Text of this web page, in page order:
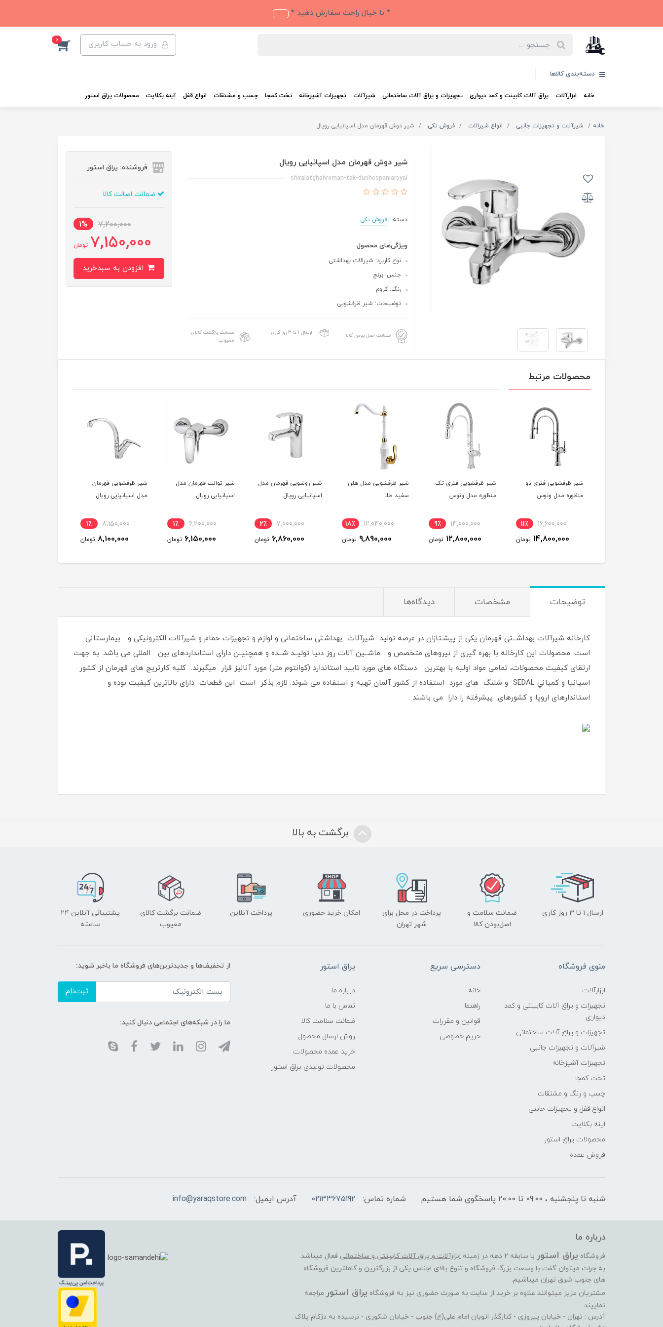
* با خیال راحت سفارش دهید *
ورود به حساب کاربری 0
دسته‌بندی کالاها
خانه ابزارآلات یراق آلات کابینت و کمد دیواری تجهیزات و یراق آلات ساختمانی شیرآلات تجهیزات آشپزخانه تخت کمجا چسب و مشتقات انواع قفل آینه بکلایت محصولات یراق استور
خانه شیرآلات و تجهیزات جانبی انواع شیرالات فروش تکی شیر دوش قهرمان مدل اسپانیایی رویال
شیر دوش قهرمان مدل اسپانیایی رویال
shiralatghahreman-tak-dushespaniaroyal
دسته :فروش تکی
ویژگی‌های محصول
نوع کاربرد: شیرالات بهداشتی
جنس: برنج
رنگ: کروم
توضیحات: شیر ظرفشویی
ضمانت اصل بودن کالا ارسال 1 تا 3 روز کاری
ضمانت بازگشت کالای
معیوب
فروشنده: یراق استور
ضمانت اصالت کالا
7,200,000
1%
7,150,000 تومان
محصولات مرتبط
شیر ظرفشویی فنری دو
منظوره مدل ونوس
16,600,000 11٪
14,800,000 تومان
شیر ظرفشویی فنری تک
منظوره مدل ونوس
14,000,000 9٪
12,800,000 تومان
شیر ظرفشویی مدل هلن
سفید طلا
12,040,000 18٪
9,890,000 تومان
شیر روشویی قهرمان مدل
اسپانیایی رویال
7,000,000 2٪
6,860,000 تومان
شیر توالت قهرمان مدل
اسپانیایی رویال
6,200,000 1٪
6,150,000 تومان
شیر ظرفشویی قهرمان
مدل اسپانیایی رویال
8,150,000 1٪
8,100,000 تومان
توضیحات مشخصات دیدگاه‌ها
کارخانه شیرآلات بهداشــتی قهرمان یکی از پیشـتازان در عرصه تولید شیرآلات بهداشتی ساختمانی و لوازم و تجهیزات حمام و شیرآلات الکترونیکی و بیمارستانی
است. محصولات این کارخانه با بهره گیری از نیروهای متخصص و ماشــین آلات روز دنیا تولیــد شــده و همچنیــن دارای استانداردهای بین المللی می باشد. به جهت
ارتقای کیفیت محصولات، تمامی مواد اولیه با بهترین دستگاه های مورد تایید استاندارد (كوانتوم متر) مورد آنالیز قرار میگیرند. كليه كارتريج های قهرمان از كشور
اسپانيا و كمپاني SEDAL و شلنگ های مورد استفاده از کشور آلمان تهیه و استفاده می شوند. لازم بذکر است این قطعات دارای بالاترین کیفیت بوده و
استاندارهای اروپا و کشورهای پیشرفته را دارا می باشند .
برگشت به بالا
ارسال 1 تا 3 روز کاری
ضمانت سلامت و
اصل‌بودن کالا
پرداخت در محل برای
شهر تهران
امکان خرید حضوری پرداخت آنلاین
ضمانت برگشت کالای
معیوب
پشتیبانی آنلاین ۲۴
ساعته
منوی فروشگاه
ابزارآلات
تجهیزات و یراق آلات کابینتی و کمد
دیواری
تجهیزات و یراق آلات ساختمانی
شیرآلات و تجهیزات جانبی
تجهیزات آشپزخانه
تخت کمجا
چسب و رنگ و مشتقات
انواع قفل و تجهیزات جانبی
اینه بکلایت
محصولات یراق استور
فروش عمده
دسترسی سریع
خانه
راهنما
قوانین و مقررات
حریم خصوصی
یراق استور
درباره ما
تماس با ما
ضمانت سلامت کالا
روش ارسال محصول
خرید عمده محصولات
محصولات تولیدی یراق استور
از تخفیف‌ها و جدیدترین‌های فروشگاه ما باخبر شوید:
ثبت‌نام
ما را در شبکه‌های اجتماعی دنبال کنید:
شنبه تا پنجشنبه ، 09:00 تا 20:00 پاسخگوی شما هستیم شماره تماس: 02133675192 آدرس ایمیل: info@yaraqstore.com
درباره ما
فروشگاه یراق استور با سابقه 2 دهه در زمینه ابزارآلات و یراق آلات کابینتی و ساختمانی فعال میباشد.
به جرات میتوان گفت با وسعت بزرگ فروشگاه و تنوع بالای اجناس یکی از بزرگترین و کاملترین فروشگاه
های جنوب شرق تهران میباشیم.
مشتریان عزیز میتوانند علاوه بر خرید از سایت به صورت حضوری نیز به فروشگاه یراق استور مراجعه
نماییند.
آدرس : تهران - خیابان پیروزی - کنارگذر اتوبان امام علی(ع) جنوب - خیابان شکوری - نرسیده به دژکام پلاک